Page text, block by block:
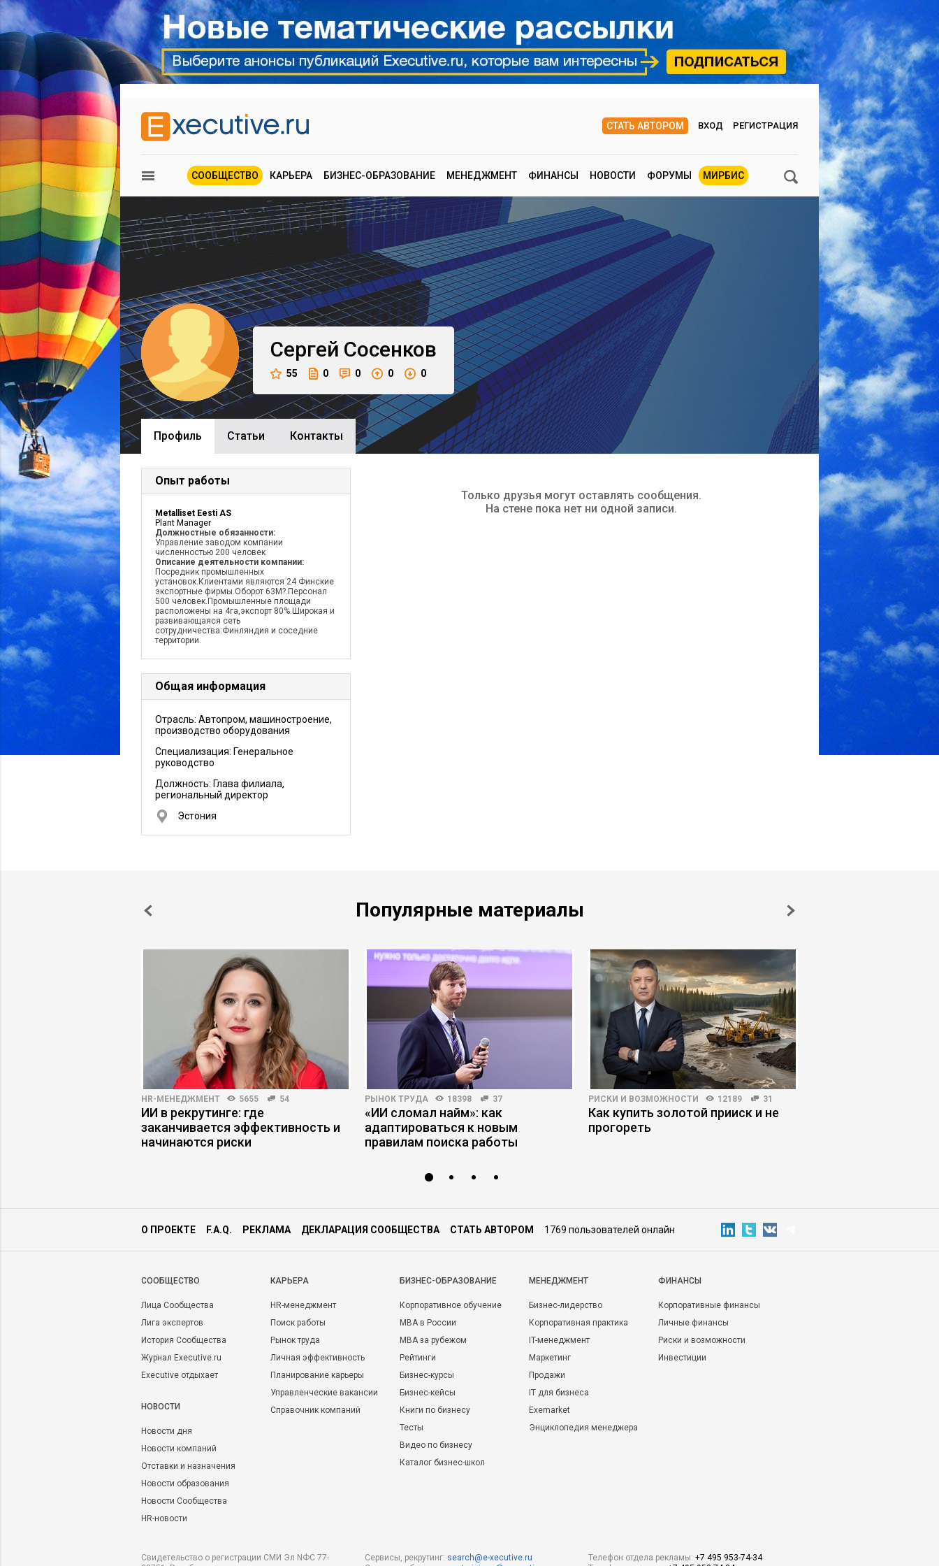
СТАТЬ АВТОРОМ ВХОД РЕГИСТРАЦИЯ
СООБЩЕСТВО КАРЬЕРА БИЗНЕС-ОБРАЗОВАНИЕ МЕНЕДЖМЕНТ ФИНАНСЫ НОВОСТИ ФОРУМЫ МИРБИС
Сергей Сосенков
55 0 0 0 0
Профиль Cтатьи Контакты
Опыт работы
Metalliset Eesti AS
Plant Manager
Должностные обязанности:
Управление заводом компании
численностью 200 человек
Описание деятельности компании:
Посредник промышленных
установок.Клиентами являются 24 Финские
экспортные фирмы.Оборот 63М?.Персонал
500 человек.Промышленные площади
расположены на 4га,экспорт 80%.Широкая и
развивающаяся сеть
сотрудничества:Финляндия и соседние
территории.
Общая информация
Отрасль: Автопром, машиностроение,
производство оборудования
Специализация: Генеральное
руководство
Должность: Глава филиала,
региональный директор
Эстония
Только друзья могут оставлять сообщения.
На стене пока нет ни одной записи.
Популярные материалы
HR-МЕНЕДЖМЕНТ 5655 54
ИИ в рекрутинге: где
заканчивается эффективность и
начинаются риски
РЫНОК ТРУДА 18398 37
«ИИ сломал найм»: как
адаптироваться к новым
правилам поиска работы
РИСКИ И ВОЗМОЖНОСТИ 12189 31
Как купить золотой прииск и не
прогореть
О ПРОЕКТЕ F.A.Q. РЕКЛАМА ДЕКЛАРАЦИЯ СООБЩЕСТВА СТАТЬ АВТОРОМ 1769 пользователей онлайн
CООБЩЕСТВО
Лица Сообщества
Лига экспертов
История Сообщества
Журнал Executive.ru
Executive отдыхает
НОВОСТИ
Новости дня
Новости компаний
Отставки и назначения
Новости образования
Новости Сообщества
HR-новости
КАРЬЕРА
HR-менеджмент
Поиск работы
Рынок труда
Личная эффективность
Планирование карьеры
Управленческие вакансии
Справочник компаний
БИЗНЕС-ОБРАЗОВАНИЕ
Корпоративное обучение
MBA в России
MBA за рубежом
Рейтинги
Бизнес-курсы
Бизнес-кейсы
Книги по бизнесу
Тесты
Видео по бизнесу
Каталог бизнес-школ
МЕНЕДЖМЕНТ
Бизнес-лидерство
Корпоративная практика
IT-менеджмент
Маркетинг
Продажи
IT для бизнеса
Exemarket
Энциклопедия менеджера
ФИНАНСЫ
Корпоративные финансы
Личные финансы
Риски и возможности
Инвестиции
Свидетельство о регистрации СМИ Эл NФС 77-
Сервисы, рекрутинг: search@e-xecutive.ru
Телефон отдела рекламы: +7 495 953-74-34